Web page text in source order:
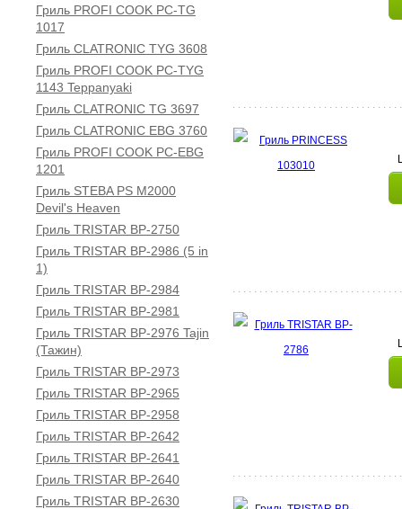
Гриль PROFI COOK PC-TG
1017
Гриль CLATRONIC TYG 3608
Гриль PROFI COOK PC-TYG
1143 Teppanyaki
Гриль CLATRONIC ТG 3697
Гриль CLATRONIC EBG 3760
Гриль PROFI COOK PC-EBG
1201
Гриль STEBA PS M2000
Devil's Heaven
Гриль TRISTAR BP-2750
Гриль TRISTAR BP-2986 (5 in
1)
Гриль TRISTAR BP-2984
Гриль TRISTAR BP-2981
Гриль TRISTAR BP-2976 Tajin
(Тажин)
Гриль TRISTAR BP-2973
Гриль TRISTAR BP-2965
Гриль TRISTAR BP-2958
Гриль TRISTAR BP-2642
Гриль TRISTAR BP-2641
Гриль TRISTAR BP-2640
Гриль TRISTAR BP-2630